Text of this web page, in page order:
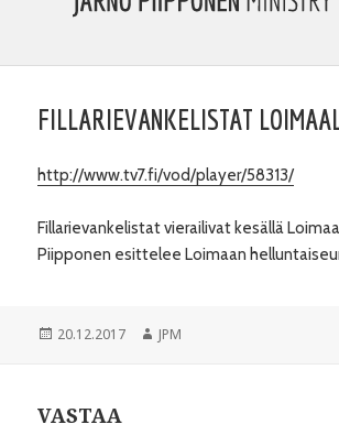
FILLARIEVANKELISTAT
http://www.tv7.fi/vod/player/58313/
Fillarievankelistat vierailivat kesällä
Piipponen esittelee Loimaan
Julkaistu
20.12.2017 Kirjoittaja
JPM
VASTAA